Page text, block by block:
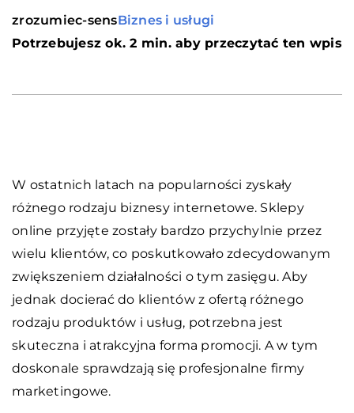
zrozumiec-sensBiznes i usługi
Potrzebujesz ok. 2 min. aby przeczytać ten wpis
W ostatnich latach na popularności zyskały
różnego rodzaju biznesy internetowe. Sklepy
online przyjęte zostały bardzo przychylnie przez
wielu klientów, co poskutkowało zdecydowanym
zwiększeniem działalności o tym zasięgu. Aby
jednak docierać do klientów z ofertą różnego
rodzaju produktów i usług, potrzebna jest
skuteczna i atrakcyjna forma promocji. A w tym
doskonale sprawdzają się profesjonalne firmy
marketingowe.